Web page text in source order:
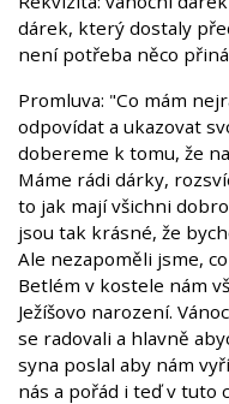
dárek, který dostaly
není potřeba něco
Promluva: "Co mám
odpovídat a ukazovat
dobereme k tomu, že
Máme rádi dárky,
to jak mají všichni
jsou tak krásné, že
Ale nezapoměli jsme,
Betlém v kostele nám
Ježíšovo narození.
se radovali a hlavně
syna poslal aby nám
nás a pořád i teď v tuto